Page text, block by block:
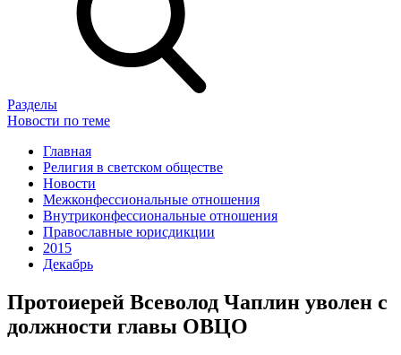
Разделы
Новости по теме
Главная
Религия в светском обществе
Новости
Межконфессиональные отношения
Внутриконфессиональные отношения
Православные юрисдикции
2015
Декабрь
Протоиерей Всеволод Чаплин уволен с
должности главы ОВЦО